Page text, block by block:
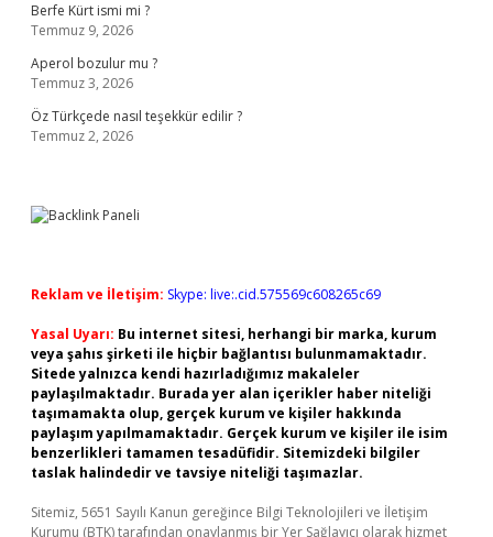
Berfe Kürt ismi mi ?
Temmuz 9, 2026
Aperol bozulur mu ?
Temmuz 3, 2026
Öz Türkçede nasıl teşekkür edilir ?
Temmuz 2, 2026
Reklam ve İletişim: Skype: live:.cid.575569c608265c69
Yasal Uyarı: Bu internet sitesi, herhangi bir marka, kurum
veya şahıs şirketi ile hiçbir bağlantısı bulunmamaktadır.
Sitede yalnızca kendi hazırladığımız makaleler
paylaşılmaktadır. Burada yer alan içerikler haber niteliği
taşımamakta olup, gerçek kurum ve kişiler hakkında
paylaşım yapılmamaktadır. Gerçek kurum ve kişiler ile isim
benzerlikleri tamamen tesadüfidir. Sitemizdeki bilgiler
taslak halindedir ve tavsiye niteliği taşımazlar.
Sitemiz, 5651 Sayılı Kanun gereğince Bilgi Teknolojileri ve İletişim
Kurumu (BTK) tarafından onaylanmış bir Yer Sağlayıcı olarak hizmet